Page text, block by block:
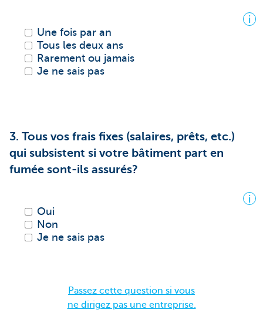
i
Une fois par an
Tous les deux ans
Rarement ou jamais
Je ne sais pas
3. Tous vos frais fixes (salaires, prêts, etc.)
qui subsistent si votre bâtiment part en
fumée sont-ils assurés?
i
Oui
Non
Je ne sais pas
Passez cette question si vous
ne dirigez pas une entreprise.